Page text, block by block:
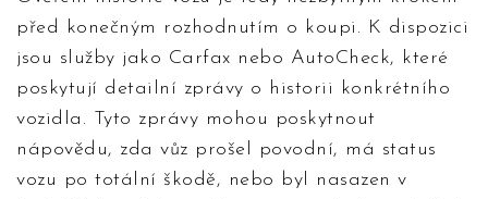
před konečným rozhodnutím o koupi. K dispozici
jsou služby jako Carfax nebo AutoCheck, které
poskytují detailní zprávy o historii konkrétního
vozidla. Tyto zprávy mohou poskytnout
nápovědu, zda vůz prošel povodní, má status
vozu po totální škodě, nebo byl nasazen v